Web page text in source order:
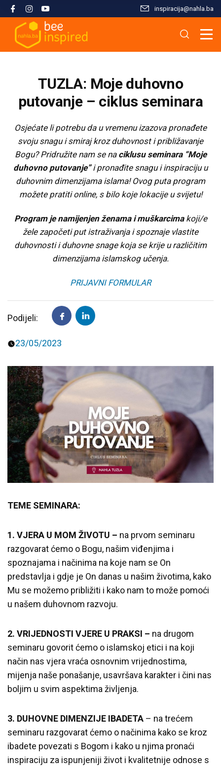
inspiracija@nahla.bа
TUZLA: Moje duhovno
putovanje – ciklus seminara
Osjećate li potrebu da u vremenu izazova pronađete
svoju snagu i smiraj kroz duhovnost i približavanje
Bogu? Pridružite nam se na ciklusu seminara “Moje
duhovno putovanje”i pronađite snagu i inspiraciju u
duhovnim dimenzijama islama! Ovog puta program
možete pratiti online, s bilo koje lokacije u svijetu!
Program je namijenjen ženama i muškarcimakoji/e
žele započeti put istraživanja i spoznaje vlastite
duhovnosti i duhovne snage koja se krije u različitim
dimenzijama islamskog učenja.
PRIJAVNI FORMULAR
Podijeli:
23/05/2023
TEME SEMINARA:
1. VJERA U MOM ŽIVOTU – na prvom seminaru
razgovarat ćemo o Bogu, našim viđenjima i
spoznajama i načinima na koje nam se On
predstavlja i gdje je On danas u našim životima, kako
Mu se možemo približiti i kako nam to može pomoći
u našem duhovnom razvoju.
2. VRIJEDNOSTI VJERE U PRAKSI – na drugom
seminaru govorit ćemo o islamskoj etici i na koji
način nas vjera vraća osnovnim vrijednostima,
mijenja naše ponašanje, usavršava karakter i čini nas
boljim u svim aspektima življenja.
3. DUHOVNE DIMENZIJE IBADETA – na trećem
seminaru razgovarat ćemo o načinima kako se kroz
ibadete povezati s Bogom i kako u njima pronaći
inspiraciju za ispunjeniji život i kvalitetnije odnose s
Misija i filozofija
Konsultanti/ice
Kontaktirajte nas
Škola islama
Hifz Kur'ana
Arapski jezik kroz Kur'an
Tematski moduli
Seminari i radionice
Kursevi
Predavanja i tribine
Osnove islama
Stopama Poslanika
Žena i islam
Islam i savremeni izazovi
Porodični život u islamu
Islamska kultura i civilizacija
Inspirativne priče i intervjui
Nahla kao inspiracija
Sloboda vjere
Analize i studije
Radni materijali
Multimedija